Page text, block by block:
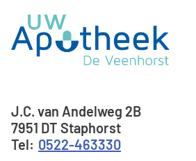
Adresgegevens
J.C. van Andelweg 2B
7951 DT Staphorst
0522-463330